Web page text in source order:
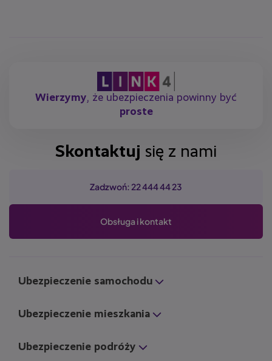
Wierzymy, że ubezpieczenia powinny być
proste
Skontaktuj się z nami
Zadzwoń: 22 444 44 23
Obsługa i kontakt
Ubezpieczenie samochodu
Ubezpieczenie mieszkania
Ubezpieczenie podróży